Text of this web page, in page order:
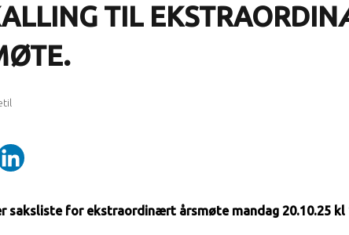
TIL
saksliste for ekstraordinært årsmøte mandag 20.10.25 kl